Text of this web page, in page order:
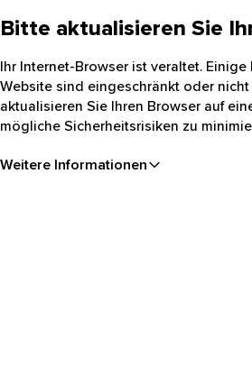
Bitte aktualisieren Sie
Ihr Internet-Browser ist veraltet.
Website sind eingeschränkt oder nicht
aktualisieren Sie Ihren Browser auf
mögliche Sicherheitsrisiken zu
Weitere Informationen